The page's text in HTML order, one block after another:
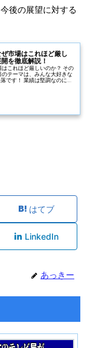
後の展望に対する
ぜ市場はこれほど厳し
を徹底解説！
はこれほど厳しいのか？ その
テーマは、みんな大好きな
です！ 業績は堅調なのに、
はてブ
LinkedIn
あっきー